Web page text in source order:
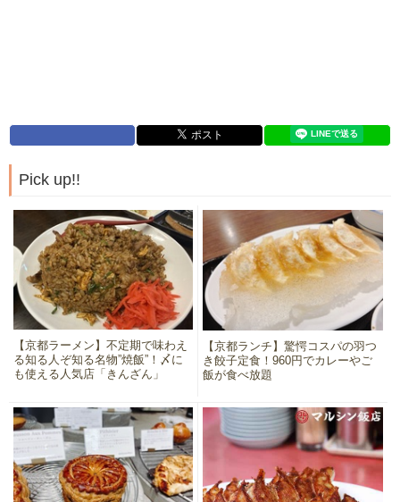
Pick up!!
【京都ラーメン】不定期で味わえ
る知る人ぞ知る名物”焼飯”！〆に
も使える人気店「きんざん」
【京都ランチ】驚愕コスパの羽つ
き餃子定食！960円でカレーやご
飯が食べ放題